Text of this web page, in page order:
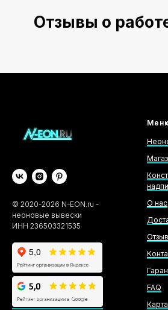
Отзывы о
© 2020-2026 N-EON.ru -
неоновые вывески
ИНН 236503321535
О нас
FAQ